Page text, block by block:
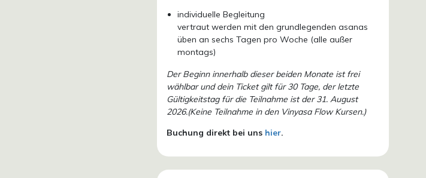
individuelle Begleitung
vertraut werden mit den grundlegenden asanas
üben an sechs Tagen pro Woche (alle außer
montags)
Der Beginn innerhalb dieser beiden Monate ist frei
wählbar und dein Ticket gilt für 30 Tage, der letzte
Gültigkeitstag für die Teilnahme ist der 31. August
2026.(Keine Teilnahme in den Vinyasa Flow Kursen.)
Buchung direkt bei uns hier.